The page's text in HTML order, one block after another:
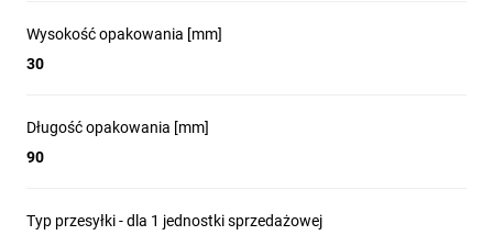
Wysokość opakowania [mm]
30
Długość opakowania [mm]
90
Typ przesyłki - dla 1 jednostki sprzedażowej